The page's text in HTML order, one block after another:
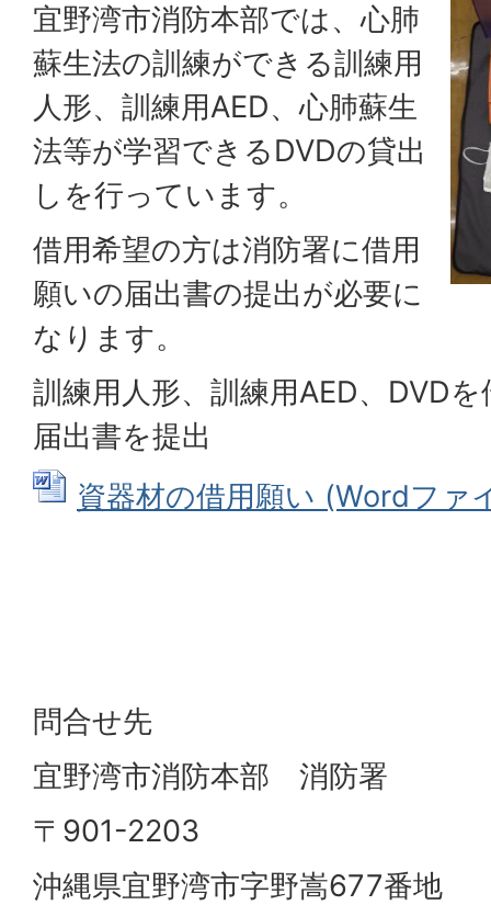
宜野湾市消防本部では、心肺
蘇生法の訓練ができる訓練用
人形、訓練用AED、心肺蘇生
法等が学習できるDVDの貸出
しを行っています。
借用希望の方は消防署に借用
願いの届出書の提出が必要に
なります。
訓練用人形、訓練用AED、DVD
届出書を提出
資器材の借用願い (Wordファ
問合せ先
宜野湾市消防本部 消防署
〒901-2203
沖縄県宜野湾市字野嵩677番地